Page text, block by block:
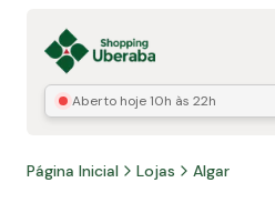
Aberto hoje10h às 22h
Página Inicial Lojas
Algar